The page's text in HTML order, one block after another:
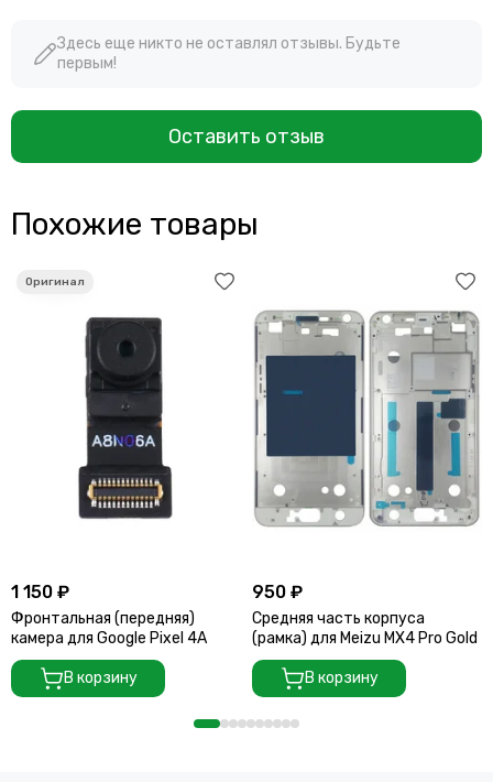
Здесь еще никто не оставлял отзывы. Будьте
первым!
Оставить отзыв
Похожие товары
1 150 ₽
Фронтальная (передняя)
камера для Google Pixel 4A
В корзину
950 ₽
Средняя часть корпуса
(рамка) для Meizu MX4 Pro Gold
В корзину